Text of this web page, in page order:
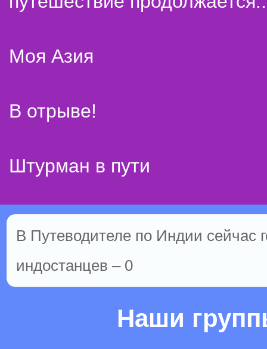
Моя Азия
В отрыве!
Штурман в пути
В Путеводителе по Индии сейчас
индостанцев – 0
Наши